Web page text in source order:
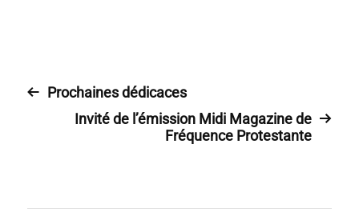
Prochaines dédicaces
Invité de l’émission Midi Magazine de
Fréquence Protestante